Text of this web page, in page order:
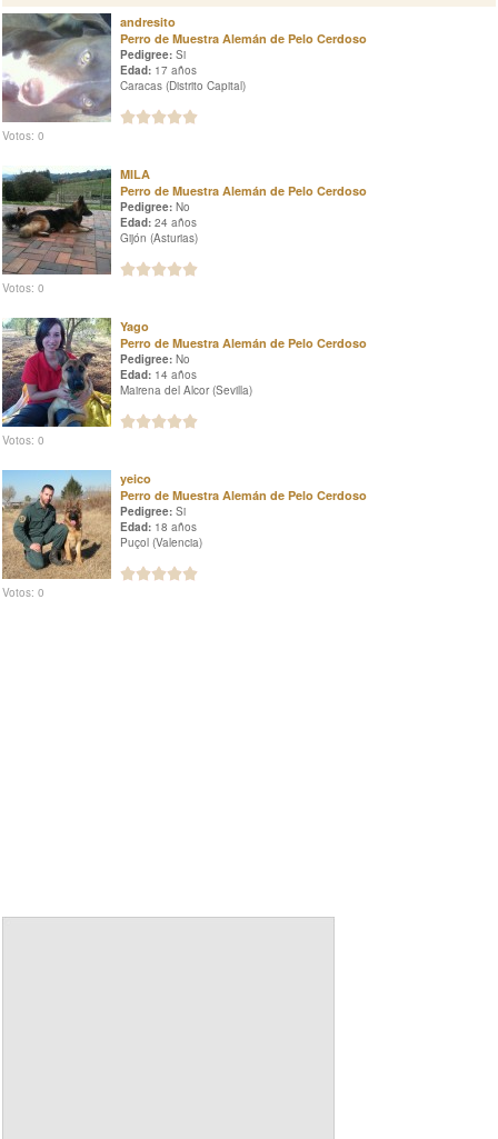
andresito
Perro de Muestra Alemán de Pelo Cerdoso
Pedigree: Si
Edad: 17 años
Caracas (Distrito Capital)
Votos: 0
MILA
Perro de Muestra Alemán de Pelo Cerdoso
Pedigree: No
Edad: 24 años
Gijón (Asturias)
Votos: 0
Yago
Perro de Muestra Alemán de Pelo Cerdoso
Pedigree: No
Edad: 14 años
Mairena del Alcor (Sevilla)
Votos: 0
yeico
Perro de Muestra Alemán de Pelo Cerdoso
Pedigree: Si
Edad: 18 años
Puçol (Valencia)
Votos: 0